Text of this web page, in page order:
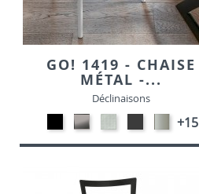
GO! 1419 - CHAISE
MÉTAL -...
Déclinaisons
Métal
noir
opaque
CARBON
LOOK-
SIMILI
ALU-
SIMILI
gris
opaque
P16
Métal
satiné
-
+15